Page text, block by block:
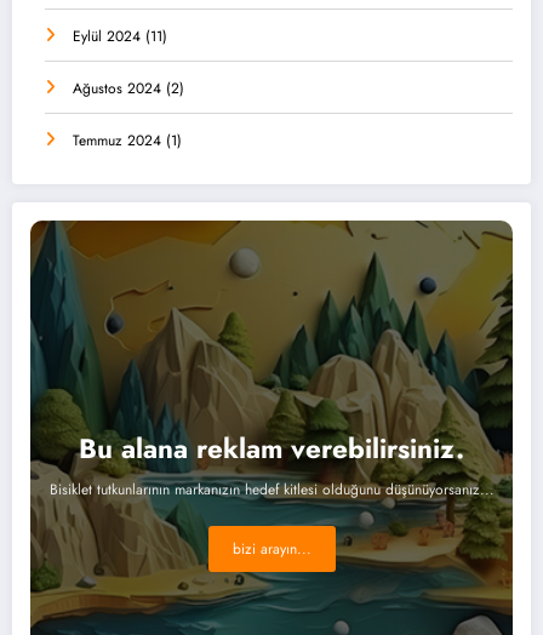
Eylül 2024 (11)
Ağustos 2024 (2)
Temmuz 2024 (1)
Bu alana reklam verebilirsiniz.
Bisiklet tutkunlarının markanızın hedef kitlesi olduğunu düşünüyorsanız...
bizi arayın...